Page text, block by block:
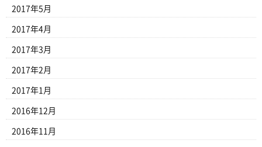
2017年5月
2017年4月
2017年3月
2017年2月
2017年1月
2016年12月
2016年11月